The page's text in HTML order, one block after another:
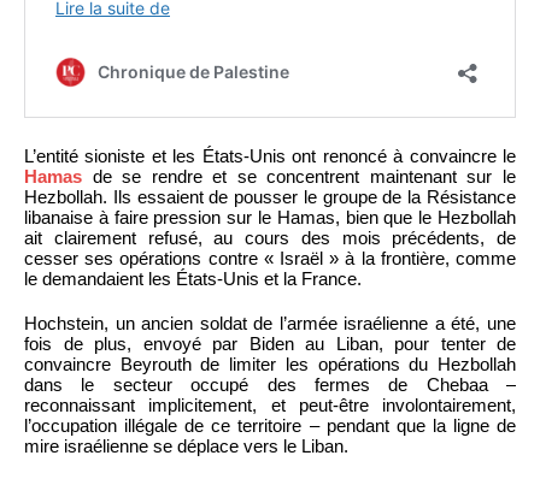
L’entité sioniste et les États-Unis ont renoncé à convaincre le
Hamas de se rendre et se concentrent maintenant sur le
Hezbollah. Ils essaient de pousser le groupe de la Résistance
libanaise à faire pression sur le Hamas, bien que le Hezbollah
ait clairement refusé, au cours des mois précédents, de
cesser ses opérations contre « Israël » à la frontière, comme
le demandaient les États-Unis et la France.
Hochstein, un ancien soldat de l’armée israélienne a été, une
fois de plus, envoyé par Biden au Liban, pour tenter de
convaincre Beyrouth de limiter les opérations du Hezbollah
dans le secteur occupé des fermes de Chebaa –
reconnaissant implicitement, et peut-être involontairement,
l’occupation illégale de ce territoire – pendant que la ligne de
mire israélienne se déplace vers le Liban.